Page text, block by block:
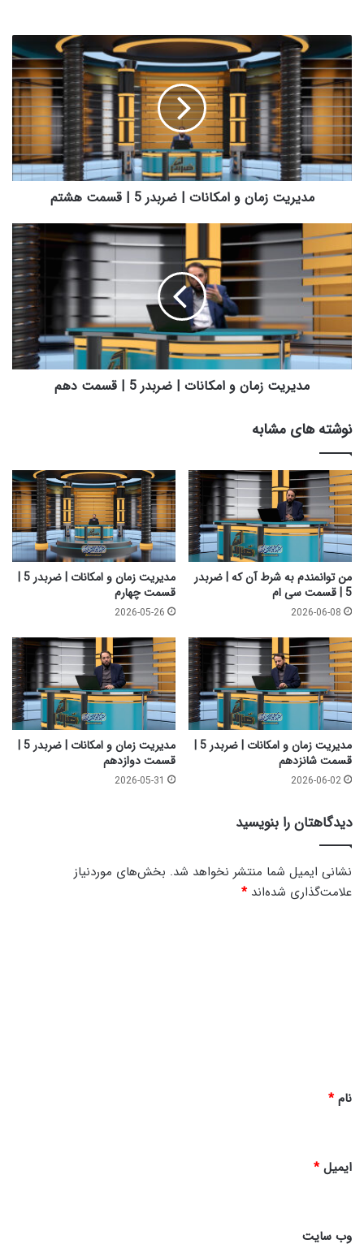
م
د
ی
ر
ی
ت
ز
م
ا
ا
م
ک
ا
ن
ا
ت
|
ض
ر
5
|
ق
س
م
ت
ه
ش
ت
م
مدیریت زمان و امکانات | ضربدر 5 | قسمت هشتم
م
د
ی
ر
ی
ت
ز
م
ا
ا
م
ک
ا
ن
ا
ت
|
ض
ر
ب
د
5
|
ق
س
م
ت
د
ه
م
مدیریت زمان و امکانات | ضربدر 5 | قسمت دهم
نوشته های مشابه
من توانمندم به شرط آن که | ضربدر
5 | قسمت سی ام
2026-06-08
مدیریت زمان و امکانات | ضربدر 5 |
قسمت چهارم
2026-05-26
مدیریت زمان و امکانات | ضربدر 5 |
قسمت شانزدهم
2026-06-02
مدیریت زمان و امکانات | ضربدر 5 |
قسمت دوازدهم
2026-05-31
دیدگاهتان را بنویسید
نشانی ایمیل شما منتشر نخواهد شد. بخش‌های موردنیاز
علامت‌گذاری شده‌اند*
نام*
ایمیل*
وب‌ سایت